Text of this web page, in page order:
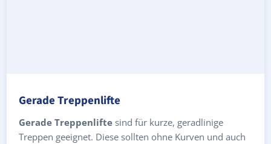
Gerade Treppenlifte
Gerade Treppenlifte sind für kurze, geradlinige
Treppen geeignet. Diese sollten ohne Kurven und auch